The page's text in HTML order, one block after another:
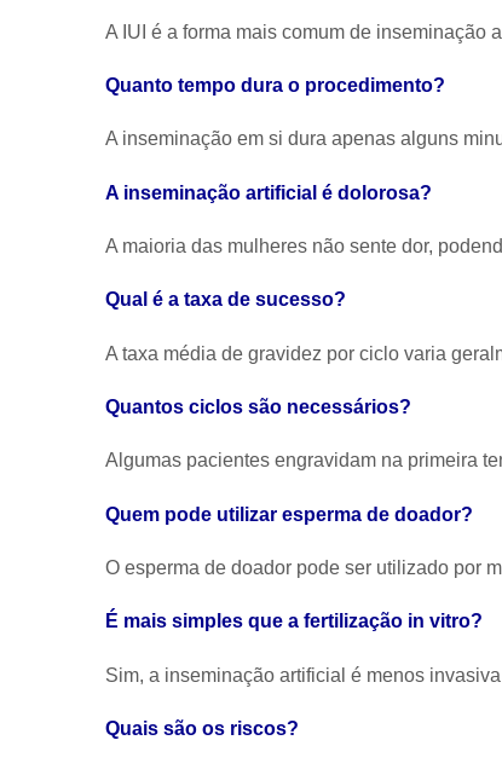
A IUI é a forma mais comum de inseminação
Quanto tempo dura o procedimento?
A inseminação em si dura apenas alguns
A inseminação artificial é dolorosa?
A maioria das mulheres não sente dor,
Qual é a taxa de sucesso?
A taxa média de gravidez por ciclo varia
Quantos ciclos são necessários?
Algumas pacientes engravidam na primeira
Quem pode utilizar esperma de doador?
O esperma de doador pode ser utilizado por
É mais simples que a fertilização in vitro?
Sim, a inseminação artificial é menos
Quais são os riscos?